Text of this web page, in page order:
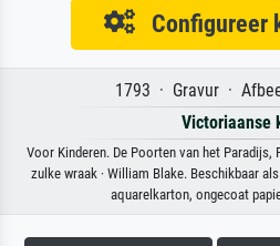
Configureer
1793 · Gravur ·
Victoriaanse
Voor Kinderen. De Poorten van het Paradijs,
zulke wraak · William Blake. Beschikbaar
aquarelkarton, ongecoat